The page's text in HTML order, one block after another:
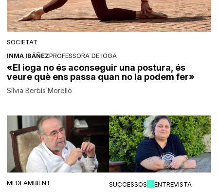
SOCIETAT
INMA IBÁÑEZPROFESSORA DE IOGA
«El ioga no és aconseguir una postura, és
veure què ens passa quan no la podem fer»
Sílvia Berbís Morelló
MEDI AMBIENT
SUCCESSOS
ENTREVISTA